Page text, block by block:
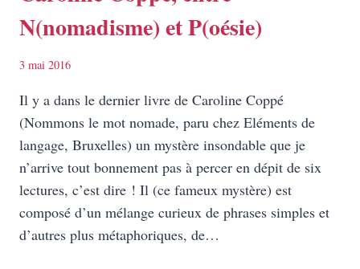
N(nomadisme) et P(oésie)
3 mai 2016
Il y a dans le dernier livre de Caroline Coppé
(Nommons le mot nomade, paru chez Eléments de
langage, Bruxelles) un mystère insondable que je
n’arrive tout bonnement pas à percer en dépit de six
lectures, c’est dire ! Il (ce fameux mystère) est
composé d’un mélange curieux de phrases simples et
d’autres plus métaphoriques, de…